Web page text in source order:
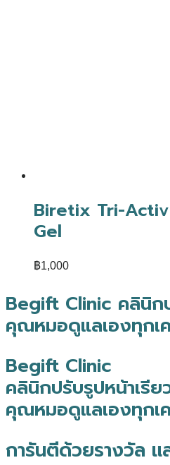
Biretix Tri-
Gel
฿1,000
Begift Clinic คลินิก
คุณหมอดูแลเองทุกเ
Begift Clinic
คลินิกปรับรูปหน้าเรีย
คุณหมอดูแลเองทุกเ
การันตีด้วยรางวัล แ